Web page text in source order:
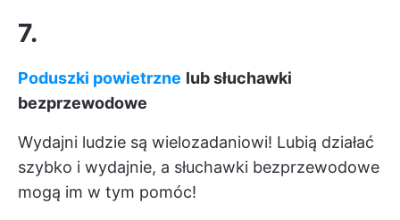
7.
Poduszki powietrzne lub słuchawki
bezprzewodowe
Wydajni ludzie są wielozadaniowi! Lubią działać
szybko i wydajnie, a słuchawki bezprzewodowe
mogą im w tym pomóc!